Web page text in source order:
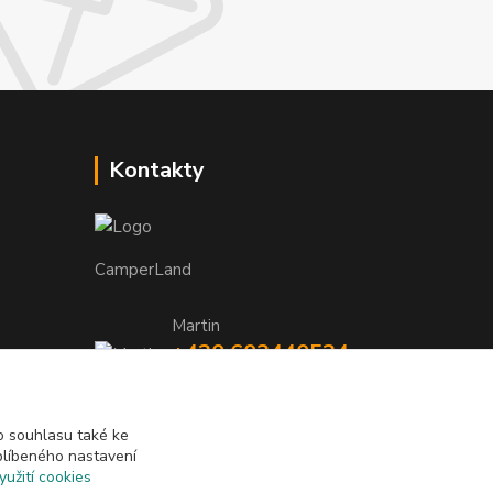
Kontakty
CamperLand
Martin
+420 603440524
souhlasu také ke
nastavení
cookies